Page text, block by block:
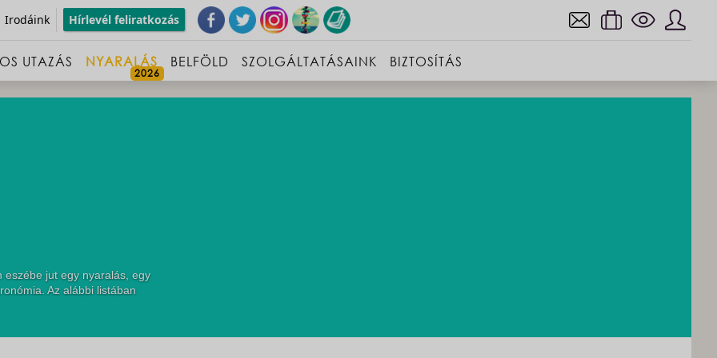
Irodáink Hírlevél feliratkozás
UTAZÁS NYARALÁS BELFÖLD SZOLGÁLTATÁSAINK BIZTOSÍTÁS
eszébe jut egy nyaralás, egy
Az alábbi listában